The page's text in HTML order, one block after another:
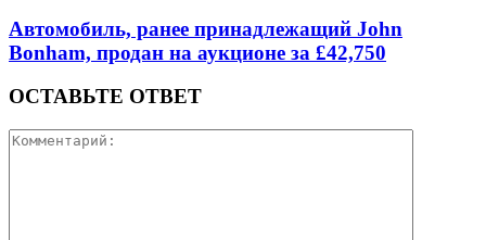
Автомобиль, ранее принадлежащий John
Bonham, продан на аукционе за £42,750
ОСТАВЬТЕ ОТВЕТ